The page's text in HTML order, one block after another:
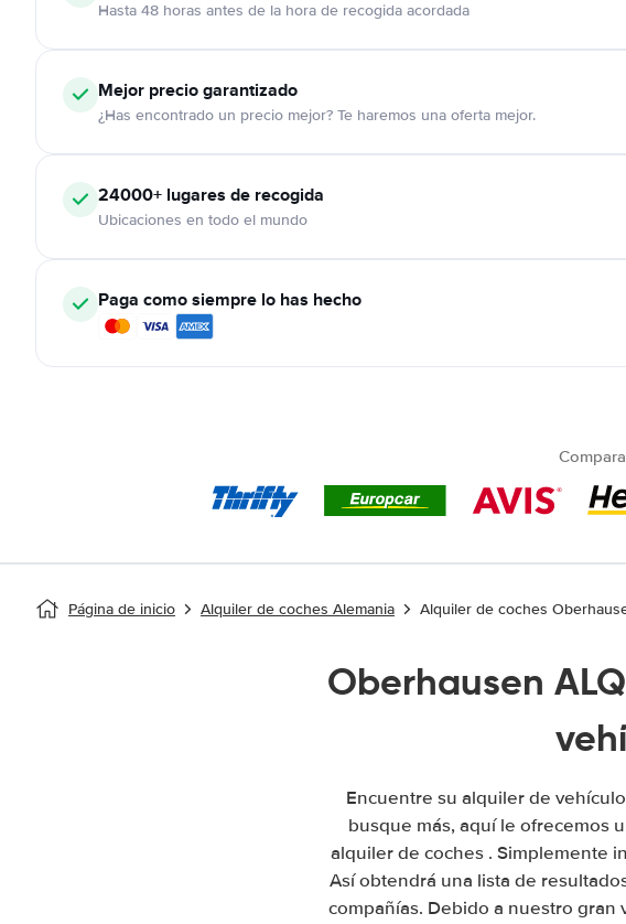
Hasta 48 horas antes de la hora de recogida acordada
Mejor precio garantizado
¿Has encontrado un precio mejor? Te haremos una oferta mejor.
24000+ lugares de recogida
Ubicaciones en todo el mundo
Paga como siempre lo has hecho
Página de inicio Alquiler de coches Alemania Alquiler de coches
Oberhausen
Encuentre su alquiler de
busque más, aquí le ofrecemos
alquiler de coches . Simplemente
Así obtendrá una lista de
compañías. Debido a nuestro